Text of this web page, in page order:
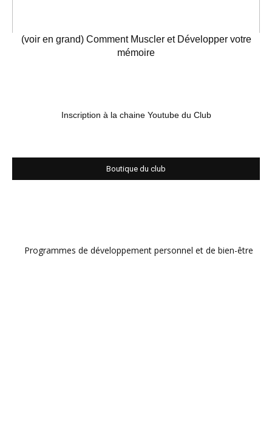
(voir en grand) Comment Muscler et Développer votre
mémoire
Inscription à la chaine Youtube du Club
Boutique du club
Programmes de développement personnel et de bien-être